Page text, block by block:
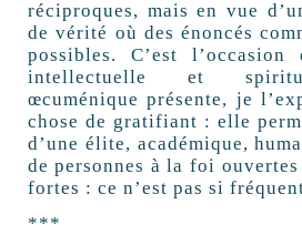
réciproques, mais en vue
de vérité où des énoncés
possibles. C’est l’occasion
intellectuelle et
œcuménique présente, je
chose de gratifiant : elle
d’une élite, académique,
de personnes à la foi
fortes : ce n’est pas si
***